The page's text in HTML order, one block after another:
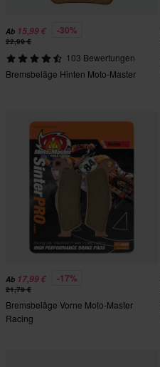
Ab 15,99 € -30%
22,99 €
103 Bewertungen
Bremsbeläge Hinten Moto-Master
Ab 17,99 € -17%
21,79 €
Bremsbeläge Vorne Moto-Master
Racing